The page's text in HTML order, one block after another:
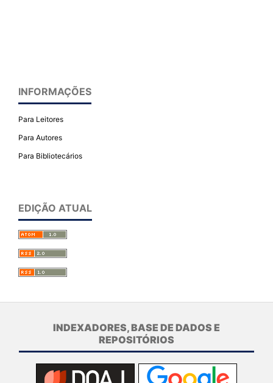
INFORMAÇÕES
Para Leitores
Para Autores
Para Bibliotecários
EDIÇÃO ATUAL
INDEXADORES, BASE DE DADOS E
REPOSITÓRIOS